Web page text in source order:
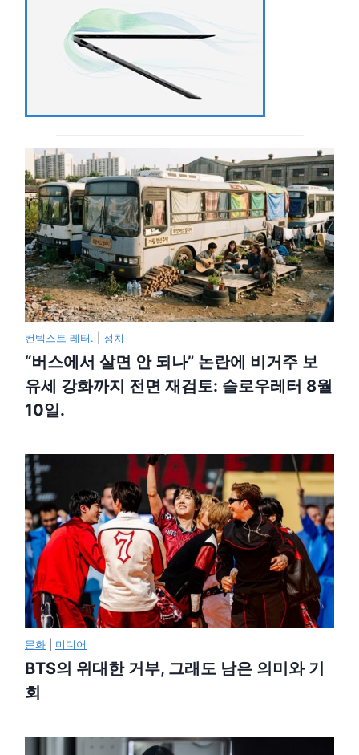
컨텍스트 레터. 정치
“버스에서 살면 안 되나” 논란에 비거주 보
유세 강화까지 전면 재검토: 슬로우레터 8월
10일.
문화 미디어
BTS의 위대한 거부, 그래도 남은 의미와 기
회